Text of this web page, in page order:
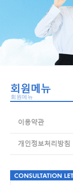
회원메뉴
회원메뉴
이용약관
개인정보처리방침